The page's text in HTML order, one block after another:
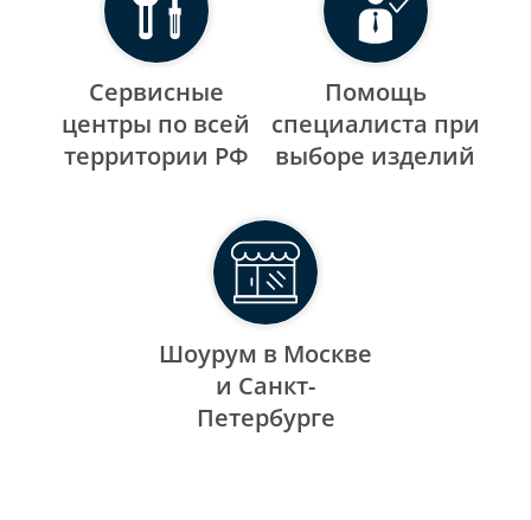
Сервисные
центры по всей
территории РФ
Помощь
специалиста при
выборе изделий
Шоурум в Москве
и Санкт-
Петербурге